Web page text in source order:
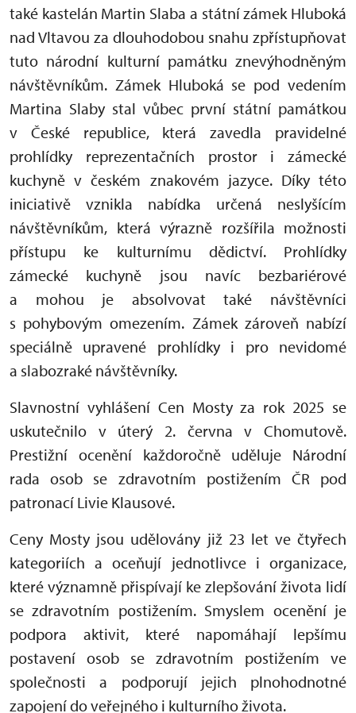
také kastelán Martin Slaba a státní zámek Hluboká
nad Vltavou za dlouhodobou snahu zpřístupňovat
tuto národní kulturní památku znevýhodněným
návštěvníkům. Zámek Hluboká se pod vedením
Martina Slaby stal vůbec první státní památkou
v České republice, která zavedla pravidelné
prohlídky reprezentačních prostor i zámecké
kuchyně v českém znakovém jazyce. Díky této
iniciativě vznikla nabídka určená neslyšícím
návštěvníkům, která výrazně rozšířila možnosti
přístupu ke kulturnímu dědictví. Prohlídky
zámecké kuchyně jsou navíc bezbariérové
a mohou je absolvovat také návštěvníci
s pohybovým omezením. Zámek zároveň nabízí
speciálně upravené prohlídky i pro nevidomé
a slabozraké návštěvníky.
Slavnostní vyhlášení Cen Mosty za rok 2025 se
uskutečnilo v úterý 2. června v Chomutově.
Prestižní ocenění každoročně uděluje Národní
rada osob se zdravotním postižením ČR pod
patronací Livie Klausové.
Ceny Mosty jsou udělovány již 23 let ve čtyřech
kategoriích a oceňují jednotlivce i organizace,
které významně přispívají ke zlepšování života lidí
se zdravotním postižením. Smyslem ocenění je
podpora aktivit, které napomáhají lepšímu
postavení osob se zdravotním postižením ve
společnosti a podporují jejich plnohodnotné
zapojení do veřejného i kulturního života.